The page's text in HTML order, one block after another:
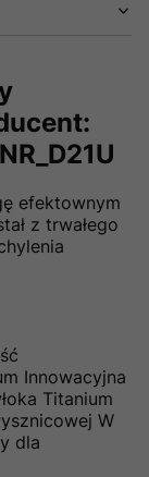
efektownym
z trwałego
Innowacyjna
Titanium
W
dla